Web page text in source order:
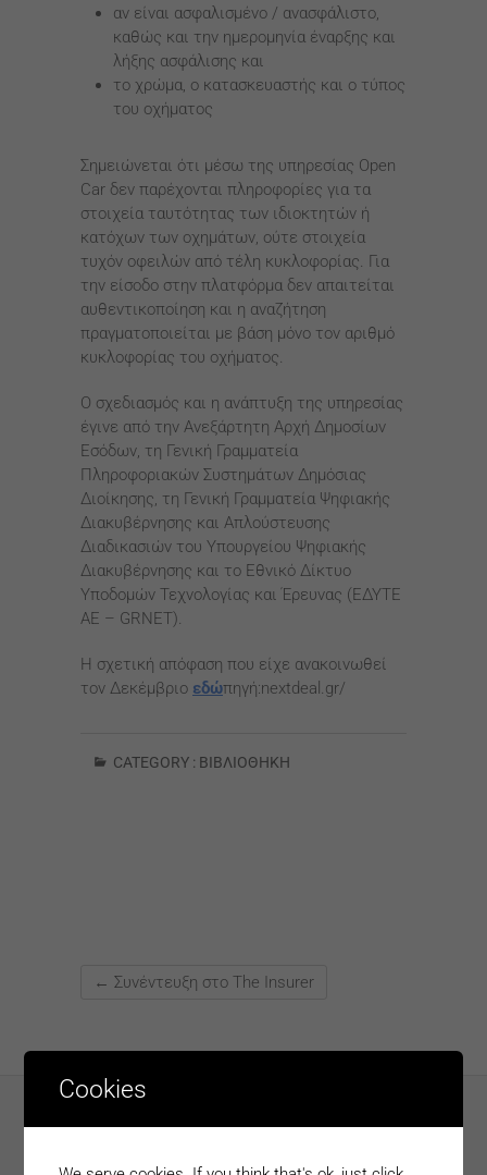
αν είναι ασφαλισμένο / ανασφάλιστο,
καθώς και την ημερομηνία έναρξης και
λήξης ασφάλισης και
το χρώμα, ο κατασκευαστής και ο τύπος
του οχήματος
Σημειώνεται ότι μέσω της υπηρεσίας Open
Car δεν παρέχονται πληροφορίες για τα
στοιχεία ταυτότητας των ιδιοκτητών ή
κατόχων των οχημάτων, ούτε στοιχεία
τυχόν οφειλών από τέλη κυκλοφορίας. Για
την είσοδο στην πλατφόρμα δεν απαιτείται
αυθεντικοποίηση και η αναζήτηση
πραγματοποιείται με βάση μόνο τον αριθμό
κυκλοφορίας του οχήματος.
Ο σχεδιασμός και η ανάπτυξη της υπηρεσίας
έγινε από την Ανεξάρτητη Αρχή Δημοσίων
Εσόδων, τη Γενική Γραμματεία
Πληροφοριακών Συστημάτων Δημόσιας
Διοίκησης, τη Γενική Γραμματεία Ψηφιακής
Διακυβέρνησης και Απλούστευσης
Διαδικασιών του Υπουργείου Ψηφιακής
Διακυβέρνησης και το Εθνικό Δίκτυο
Υποδομών Τεχνολογίας και Έρευνας (ΕΔΥΤΕ
ΑΕ – GRNET).
Η σχετική απόφαση που είχε ανακοινωθεί
τον Δεκέμβριο εδώπηγή:nextdeal.gr/
CATEGORY : ΒΙΒΛΙΟΘΉΚΗ
← Συνέντευξη στο The Insurer
Cookies